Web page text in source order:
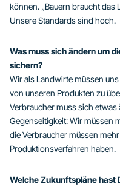
können. „Bauern braucht das
Unsere Standards sind hoch.
Was muss sich ändern um
sichern?
Wir als Landwirte müssen
von unseren Produkten zu
Verbraucher muss sich etwas
Gegenseitigkeit: Wir müssen
die Verbraucher müssen
Produktionsverfahren haben.
Welche Zukunftspläne hast